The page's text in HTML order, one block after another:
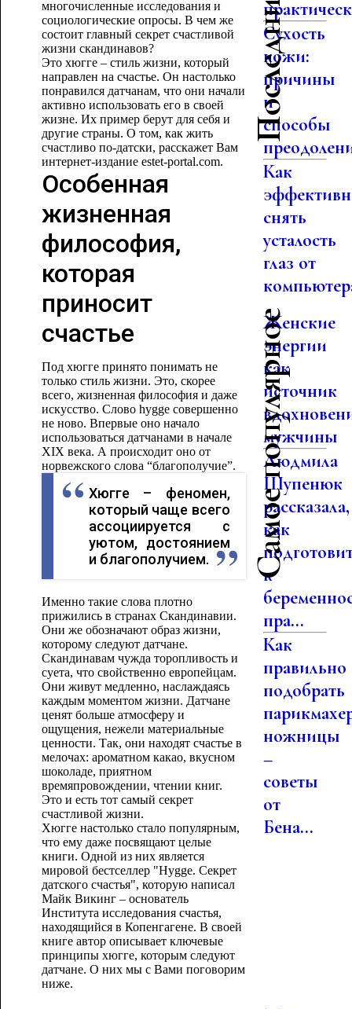
многочисленные исследования и
социологические опросы. В чем же
состоит главный секрет счастливой
жизни скандинавов?
Это хюгге – стиль жизни, который
направлен на счастье. Он настолько
понравился датчанам, что они начали
активно использовать его в своей
жизне. Их пример берут для себя и
другие страны. О том, как жить
счастливо по-датски, расскажет Вам
интернет-издание estet-portal.com.
Особенная
жизненная
философия,
которая
приносит
счастье
Под хюгге принято понимать не
только стиль жизни. Это, скорее
всего, жизненная философия и даже
искусство. Слово hygge совершенно
не ново. Впервые оно начало
использоваться датчанами в начале
XIX века. А происходит оно от
норвежского слова “благополучие”.
Хюгге – феномен,
который чаще всего
ассоциируется с
уютом, достоянием
и благополучием.
Именно такие слова плотно
прижились в странах Скандинавии.
Они же обозначают образ жизни,
которому следуют датчане.
Скандинавам чужда торопливость и
суета, что свойственно европейцам.
Они живут медленно, наслаждаясь
каждым моментом жизни. Датчане
ценят больше атмосферу и
ощущения, нежели материальные
ценности. Так, они находят счастье в
мелочах: ароматном какао, вкусном
шоколаде, приятном
времяпровождении, чтении книг.
Это и есть тот самый секрет
счастливой жизни.
Хюгге настолько стало популярным,
что ему даже посвящают целые
книги. Одной из них является
мировой бестселлер "Hygge. Секрет
датского счастья", которую написал
Майк Викинг – основатель
Института исследования счастья,
находящийся в Копенгагене. В своей
книге автор описывает ключевые
принципы хюгге, которым следуют
датчане. О них мы с Вами поговорим
ниже.
Сухость
кожи:
причины
и
способы
Как
снять
усталость
глаз от
Самое популярное
Женские
энергии
как
источник
мужчины
Людмила
Шупенюк
рассказала,
как
к
пра...
Как
правильно
подобрать
ножницы
–
советы
от
Бена...